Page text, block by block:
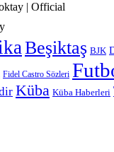
| Official
Beşiktaş BJK
Fidel Castro Sözleri
Küba Küba Haberleri